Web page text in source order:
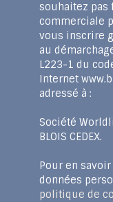
souhaitez
commerciale
vous inscrire
au
L223-1 du
Internet
adressé à :
Société
BLOIS CEDEX.
Pour en
données
politique de